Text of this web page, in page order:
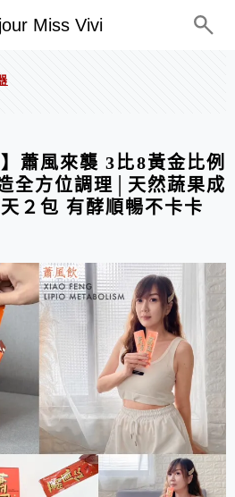
Miss Vivi
蕭風來襲 3比8黃金比例
全方位調理│天然蔬果成
２包 有酵順暢不卡卡